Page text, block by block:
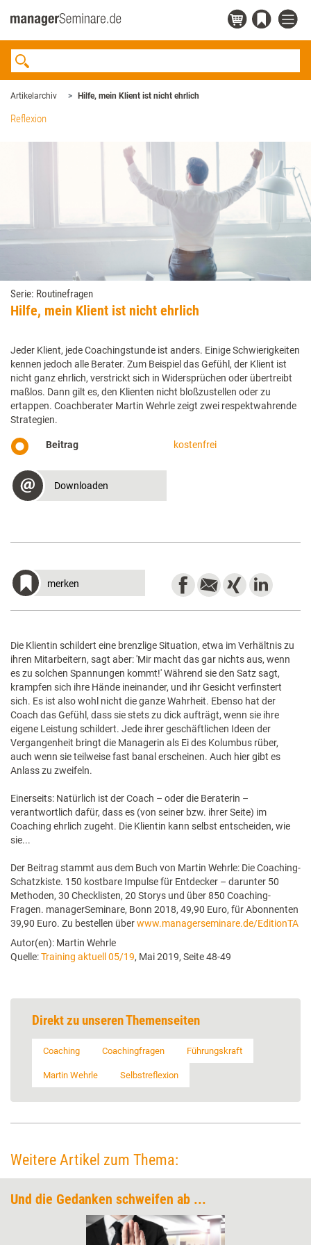
Artikelarchiv Hilfe, mein Klient ist nicht ehrlich
Reflexion
Serie: Routinefragen
Hilfe, mein Klient ist nicht ehrlich
Jeder Klient, jede Coachingstunde ist anders. ­Einige Schwierigkeiten
kennen jedoch alle Berater. Zum Beispiel das Gefühl, der Klient ist
nicht ganz ehrlich, verstrickt sich in Widersprüchen oder übertreibt
maßlos. Dann gilt es, den Klienten nicht bloßzustellen oder zu
ertappen. Coachberater Martin Wehrle zeigt zwei respektwahrende
Strategien.
Beitrag kostenfrei
Downloaden
merken
Die Klientin schildert eine brenzlige Situation, etwa im Verhältnis zu
ihren Mitarbeitern, sagt aber: 'Mir macht das gar nichts aus, wenn
es zu solchen Spannungen kommt!' Während sie den Satz sagt,
krampfen sich ihre Hände ineinander, und ihr Gesicht verfinstert
sich. Es ist also wohl nicht die ganze Wahrheit. Ebenso hat der
Coach das Gefühl, dass sie stets zu dick aufträgt, wenn sie ihre
eigene Leistung schildert. Jede ihrer geschäftlichen Ideen der
Vergangenheit bringt die Managerin als Ei des Kolumbus rüber,
auch wenn sie teilweise fast banal erscheinen. Auch hier gibt es
Anlass zu zweifeln.
Einerseits: Natürlich ist der Coach – oder die Beraterin –
verantwortlich dafür, dass es (von seiner bzw. ihrer Seite) im
Coaching ehrlich zugeht. Die Klientin kann selbst entscheiden, wie
sie...
Der Beitrag stammt aus dem Buch von Martin Wehrle: Die Coaching-
Schatzkiste. 150 kostbare Impulse für Entdecker – darunter 50
Methoden, 30 Checklisten, 20 Storys und über 850 Coaching-
Fragen. managerSeminare, Bonn 2018, 49,90 Euro, für Abonnenten
39,90 Euro. Zu bestellen überwww.managerseminare.de/EditionTA
Autor(en): Martin Wehrle
Quelle:Training aktuell 05/19, Mai 2019, Seite 48-49
Direkt zu unseren Themenseiten
Coaching Coachingfragen Führungskraft
Martin Wehrle Selbstreflexion
Weitere Artikel zum Thema:
Und die Gedanken schweifen ab ...